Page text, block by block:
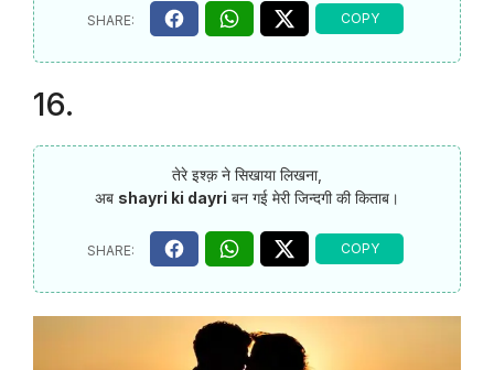
16.
तेरे इश्क़ ने सिखाया लिखना,
अब shayri ki dayri बन गई मेरी जिन्दगी की किताब।